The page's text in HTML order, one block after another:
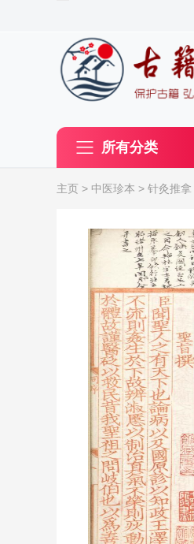
所有分类
主页 > 中医珍本 > 针灸推拿